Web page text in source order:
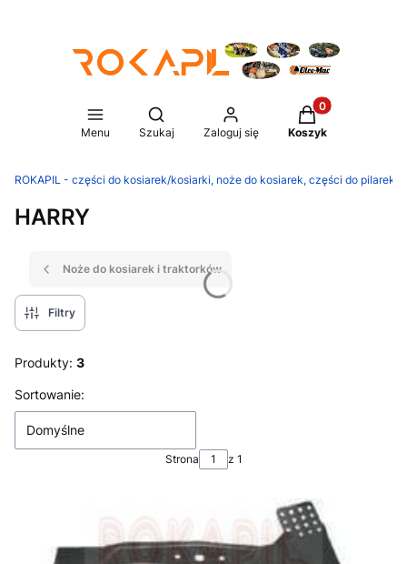
Menu
Otwórz wyszukiwarkę
Szukaj Zaloguj się
Produkty w
Koszyk
ROKAPIL - części do kosiarek/kosiarki, noże do kosiarek, części do pilarek/
HARRY
Noże do kosiarek i traktorków
Filtry
Produkty: 3
Lista produktów
Sortowanie:
Domyślne
Strona z 1